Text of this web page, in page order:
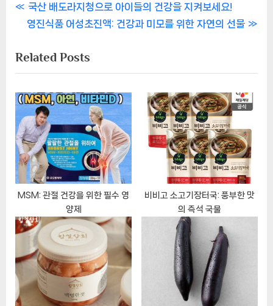
글
비
이
션
P
r
v
i
o
u
s
P
o
s
t
국산 배도라지청으로 아이들의 건강을 지켜보세요!
N
x
t
P
o
s
t
:
영진식품 어성초진액: 건강과 미모를 위한 자연의 선물
Related Posts
MSM: 관절 건강을 위한 필수 영
양제
비비고 소고기장터국: 풍부한 맛
의 즉석 국물